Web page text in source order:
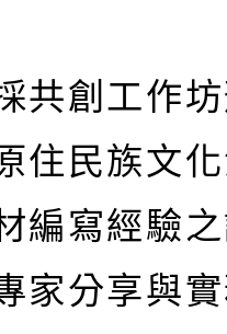
共創工作
住民族文
編寫經驗
家分享與